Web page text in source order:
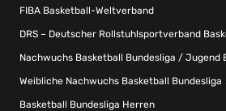
FIBA Basketball-Weltverband
DRS – Deutscher Rollstuhlsportverband
Nachwuchs Basketball Bundesliga / Jugend
Weibliche Nachwuchs Basketball Bundesliga
Basketball Bundesliga Herren